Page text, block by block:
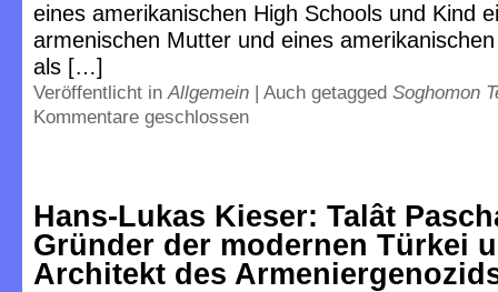
eines amerikanischen High Schools und Kind
armenischen Mutter und eines
als […]
Veröffentlicht inAllgemein | Auch getagged Soghomon
Kommentare geschlossen
Hans-Lukas Kieser: Talât
Gründer der modernen Türkei
Architekt des